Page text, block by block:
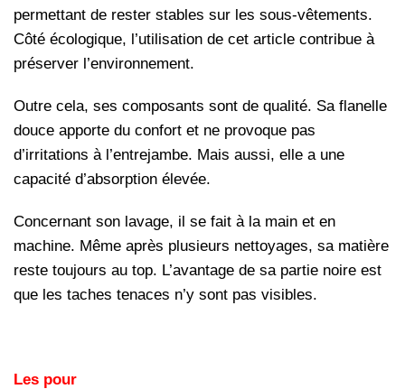
permettant de rester stables sur les sous-vêtements.
Côté écologique, l’utilisation de cet article contribue à
préserver l’environnement.
Outre cela, ses composants sont de qualité. Sa flanelle
douce apporte du confort et ne provoque pas
d’irritations à l’entrejambe. Mais aussi, elle a une
capacité d’absorption élevée.
Concernant son lavage, il se fait à la main et en
machine. Même après plusieurs nettoyages, sa matière
reste toujours au top. L’avantage de sa partie noire est
que les taches tenaces n’y sont pas visibles.
Les pour